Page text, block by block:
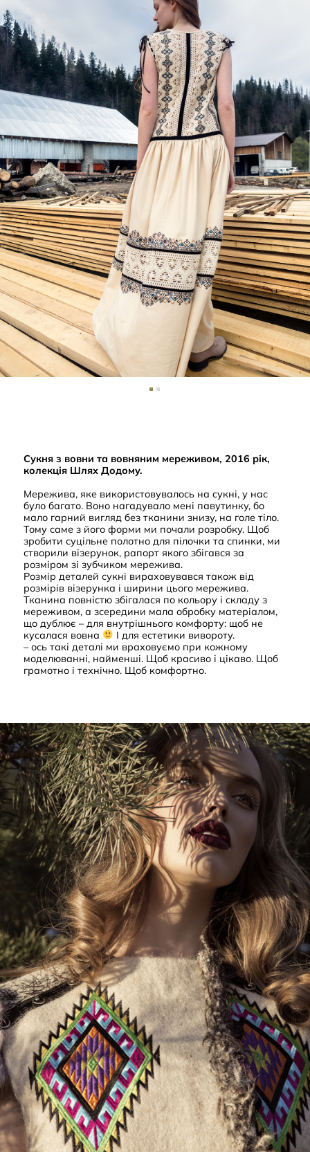
Сукня з вовни та вовняним мереживом, 2016 рік,
колекція Шлях Додому.
Мережива, яке використовувалось на сукні, у нас
було багато. Воно нагадувало мені павутинку, бо
мало гарний вигляд без тканини знизу, на голе тіло.
Тому саме з його форми ми почали розробку. Щоб
зробити суцільне полотно для пілочки та спинки, ми
створили візерунок, рапорт якого збігався за
розміром зі зубчиком мережива.
Розмір деталей сукні вираховувався також від
розмірів візерунка і ширини цього мережива.
Тканина повністю збігалася по кольору і складу з
мереживом, а зсередини мала обробку матеріалом,
що дублює – для внутрішнього комфорту: щоб не
кусалася вовна
І для естетики вивороту.
– ось такі деталі ми враховуємо при кожному
моделюванні, найменші. Щоб красиво і цікаво. Щоб
грамотно і технічно. Щоб комфортно.